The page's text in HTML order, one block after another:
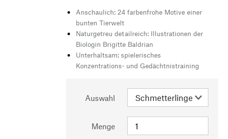
Anschaulich: 24 farbenfrohe Motive einer
bunten Tierwelt
Naturgetreu detailreich: Illustrationen der
Biologin Brigitte Baldrian
Unterhaltsam: spielerisches
Konzentrations- und Gedächtnistraining
Auswahl
Menge